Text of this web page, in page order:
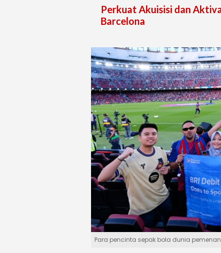
Perkuat Akuisisi dan
Barcelona
Para pencinta sepak bola dunia